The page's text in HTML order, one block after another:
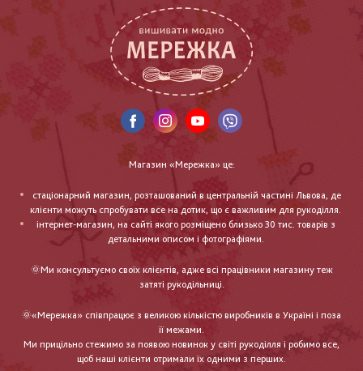
Магазин «Мережка» це:
стаціонарний магазин, розташований в центральній частині Львова, де
клієнти можуть спробувати все на дотик, що є важливим для рукоділля.
інтернет-магазин, на сайті якого розміщено близько 30 тис. товарів з
детальними описом і фотографіями.
🌞Ми консультуємо своїх клієнтів, адже всі працівники магазину теж
затяті рукодільниці.
🌞«Мережка» співпрацює з великою кількістю виробників в Україні і поза
її межами.
Ми прицільно стежимо за появою новинок у світі рукоділля і робимо все,
щоб наші клієнти отримали їх одними з перших.